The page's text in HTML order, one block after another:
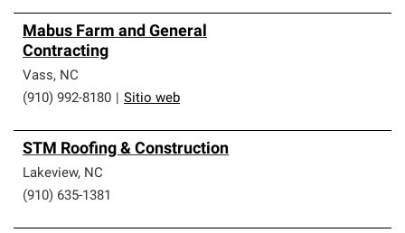
Mabus Farm and General
Contracting
Vass, NC
(910) 992-8180
Sitio web
STM Roofing & Construction
Lakeview, NC
(910) 635-1381